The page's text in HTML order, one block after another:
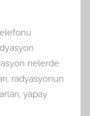
nelerde
, radyasyonun
, yapay